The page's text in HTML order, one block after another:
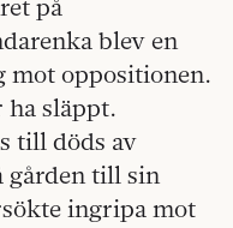
på
blev en
oppositionen.
ha släppt.
till döds av
gården till sin
ingripa mot